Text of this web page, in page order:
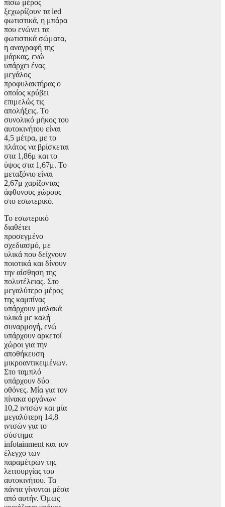
πίσω μέρος
ξεχωρίζουν τα led
φωτιστικά, η μπάρα
που ενώνει τα
φωτιστικά σώματα,
η αναγραφή της
μάρκας, ενώ
υπάρχει ένας
μεγάλος
προφυλακτήρας ο
οποίος κρύβει
επιμελώς τις
απολήξεις. Το
συνολικό μήκος του
αυτοκινήτου είναι
4,5 μέτρα, με το
πλάτος να βρίσκεται
στα 1,86μ και το
ύψος στα 1,67μ. Το
μεταξόνιο είναι
2,67μ χαρίζοντας
άφθονους χώρους
στο εσωτερικό.
Το εσωτερικό
διαθέτει
προσεγμένο
σχεδιασμό, με
υλικά που δείχνουν
ποιοτικά και δίνουν
την αίσθηση της
πολυτέλειας. Στο
μεγαλύτερο μέρος
της καμπίνας
υπάρχουν μαλακά
υλικά με καλή
συναρμογή, ενώ
υπάρχουν αρκετοί
χώροι για την
αποθήκευση
μικροαντικειμένων.
Στο ταμπλό
υπάρχουν δύο
οθόνες. Μία για τον
πίνακα οργάνων
10,2 ιντσών και μία
μεγαλύτερη 14,8
ιντσών για το
σύστημα
infotainment και τον
έλεγχο των
παραμέτρων της
λειτουργίας του
αυτοκινήτου. Τα
πάντα γίνονται μέσα
από αυτήν. Όμως